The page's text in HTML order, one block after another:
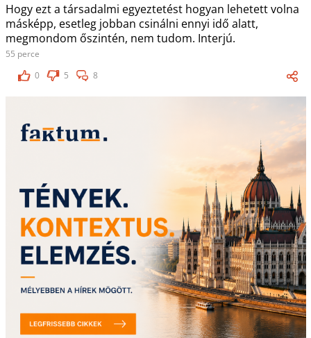
Hogy ezt a társadalmi egyeztetést hogyan lehetett volna
másképp, esetleg jobban csinálni ennyi idő alatt,
megmondom őszintén, nem tudom. Interjú.
55 perce
0
5 8